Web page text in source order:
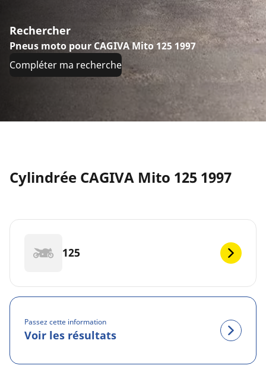
Rechercher
Pneus moto pour CAGIVA Mito 125 1997
Compléter ma recherche
Cylindrée CAGIVA Mito 125 1997
125
Passez cette information
Voir les résultats